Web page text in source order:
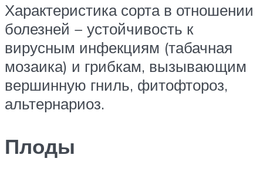
Характеристика сорта в отношении
болезней − устойчивость к
вирусным инфекциям (табачная
мозаика) и грибкам, вызывающим
вершинную гниль, фитофтороз,
альтернариоз.
Плоды